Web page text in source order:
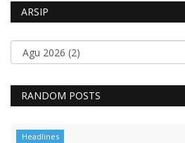
ARSIP
RANDOM POSTS
Headlines